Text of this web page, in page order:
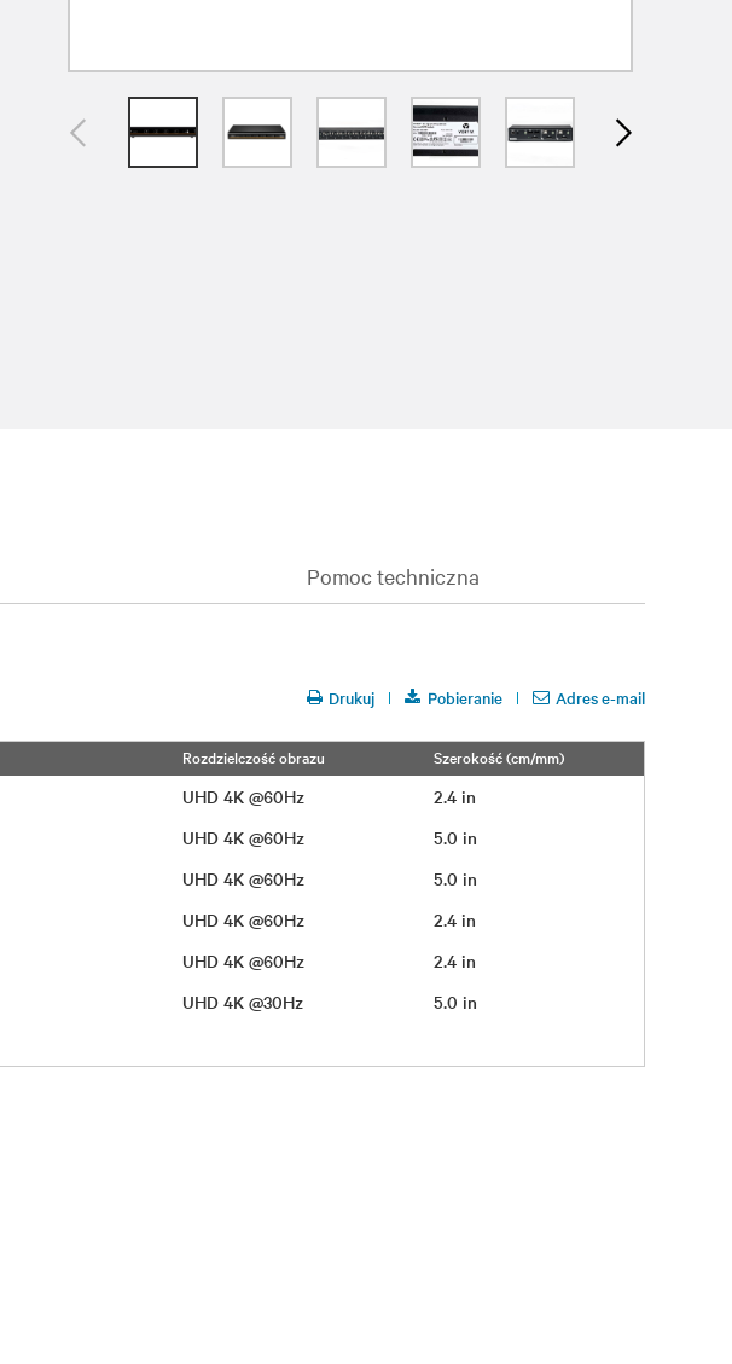
Pomoc techniczna
Drukuj Pobieranie Adres e-mail
Rozdzielczość obrazu Szerokość (cm/mm)
UHD 4K @60Hz
2.4 in
UHD 4K @60Hz
5.0 in
UHD 4K @60Hz
5.0 in
UHD 4K @60Hz
2.4 in
UHD 4K @60Hz
2.4 in
UHD 4K @30Hz 5.0 in